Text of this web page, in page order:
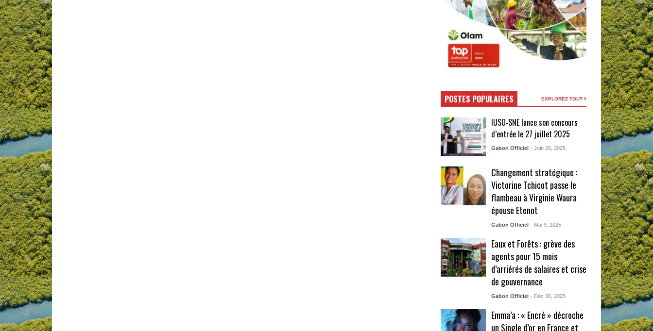
POSTES POPULAIRES EXPLOREZ TOUT
IUSO‑SNE lance son concours
d’entrée le 27 juillet 2025
Gabon Officiel - Juin 20, 2025
Changement stratégique :
Victorine Tchicot passe le
flambeau à Virginie Waura
épouse Etenot
Gabon Officiel - Mai 9, 2025
Eaux et Forêts : grève des
agents pour 15 mois
d’arriérés de salaires et crise
de gouvernance
Gabon Officiel - Déc 30, 2025
Emma’a : « Encré » décroche
un Single d’or en France et